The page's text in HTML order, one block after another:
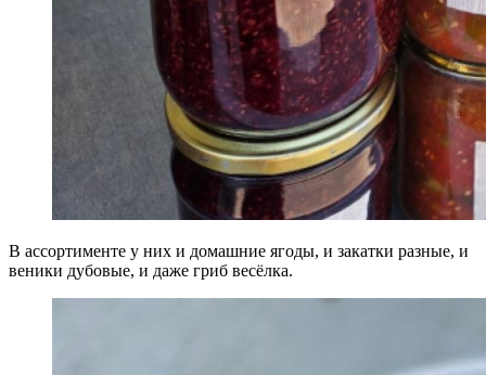
В ассортименте у них и домашние ягоды, и закатки разные, и
веники дубовые, и даже гриб весёлка.